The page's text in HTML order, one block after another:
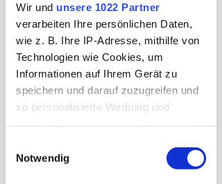
Wir und unsere 1022 Partner
verarbeiten Ihre persönlichen Daten,
wie z. B. Ihre IP-Adresse, mithilfe von
Technologien wie Cookies, um
Informationen auf Ihrem Gerät zu
speichern und darauf zuzugreifen und
so personalisierte Werbung und
Entwicklung von Angeboten zu
ermöglichen. Sie entscheiden darüber,
Notwendig
Ohne ein gewisses Maß an Fitness wird
Anfang solltest Du Dir selbst die Frage